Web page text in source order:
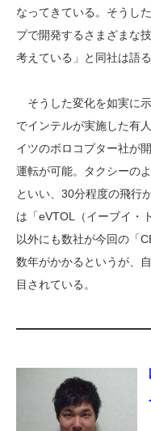
なってきている。そうし
プで開発するさまざまな
考えている」と同社は語る
そうした変化を如実に
でインテルが実施した有
イツのボロコプター社が
運転が可能。タクシーの
といい、30分程度の飛行
は「eVTOL（イーブイ・
以外にも数社が今回の「
数年がかかるというが、
目されている。